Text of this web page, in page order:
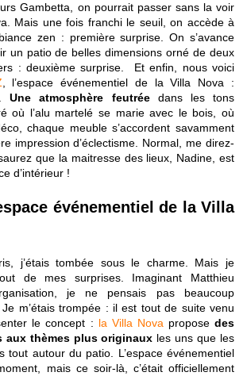
Gambetta, on pourrait passer sans la voir
Mais une fois franchi le seuil, on accède à
zen : première surprise. On s’avance
un patio de belles dimensions orné de deux
: deuxième surprise. Et enfin, nous voici
, l’espace événementiel de la Villa Nova :
Une atmosphère feutréedans les tons
où l’alu martelé se marie avec le bois, où
chaque meuble s’accordent savamment
impression d’éclectisme. Normal, me direz-
que la maitresse des lieux, Nadine, est
d’intérieur !
événementiel de la Villa
j’étais tombée sous le charme. Mais je
de mes surprises. Imaginant Matthieu
je ne pensais pas beaucoup
m’étais trompée : il est tout de suite venu
le concept : la Villa Nova proposedes
aux thèmes plus originaux les uns que les
tout autour du patio. L’espace événementiel
mais ce soir-là, c’était officiellement